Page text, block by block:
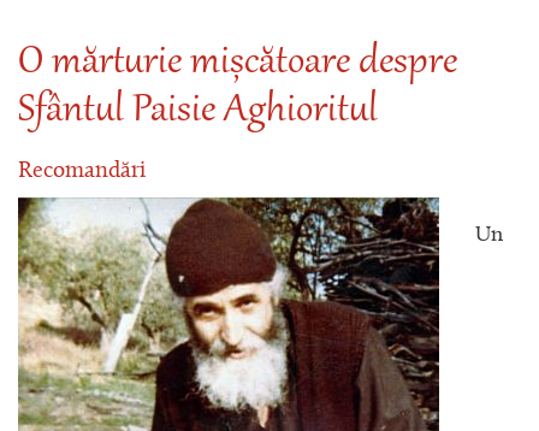
O mărturie mișcătoare despre
Sfântul Paisie Aghioritul
Recomandări
Un